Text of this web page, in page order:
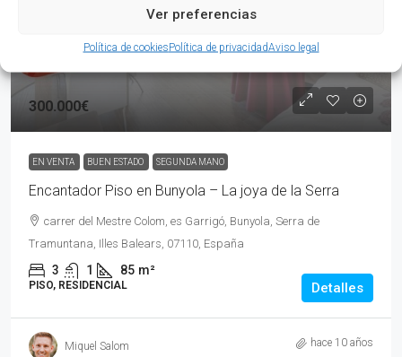
Ver preferencias
Política de cookiesPolítica de privacidadAviso legal
300.000€
EN VENTA BUEN ESTADO SEGUNDA MANO
Encantador Piso en Bunyola – La joya de la Serra
carrer del Mestre Colom, es Garrigó, Bunyola, Serra de
Tramuntana, Illes Balears, 07110, España
3 1 85 m²
PISO, RESIDENCIAL Detalles
Miquel Salom hace 10 años